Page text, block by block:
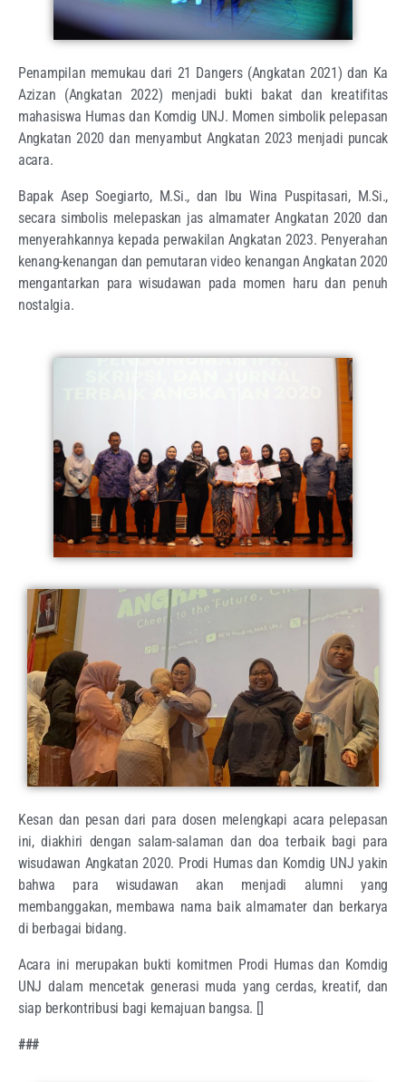
Penampilan memukau dari 21 Dangers (Angkatan 2021) dan Ka
Azizan (Angkatan 2022) menjadi bukti bakat dan kreatifitas
mahasiswa Humas dan Komdig UNJ. Momen simbolik pelepasan
Angkatan 2020 dan menyambut Angkatan 2023 menjadi puncak
acara.
Bapak Asep Soegiarto, M.Si., dan Ibu Wina Puspitasari, M.Si.,
secara simbolis melepaskan jas almamater Angkatan 2020 dan
menyerahkannya kepada perwakilan Angkatan 2023. Penyerahan
kenang-kenangan dan pemutaran video kenangan Angkatan 2020
mengantarkan para wisudawan pada momen haru dan penuh
nostalgia.
Kesan dan pesan dari para dosen melengkapi acara pelepasan
ini, diakhiri dengan salam-salaman dan doa terbaik bagi para
wisudawan Angkatan 2020. Prodi Humas dan Komdig UNJ yakin
bahwa para wisudawan akan menjadi alumni yang
membanggakan, membawa nama baik almamater dan berkarya
di berbagai bidang.
Acara ini merupakan bukti komitmen Prodi Humas dan Komdig
UNJ dalam mencetak generasi muda yang cerdas, kreatif, dan
siap berkontribusi bagi kemajuan bangsa. []
###